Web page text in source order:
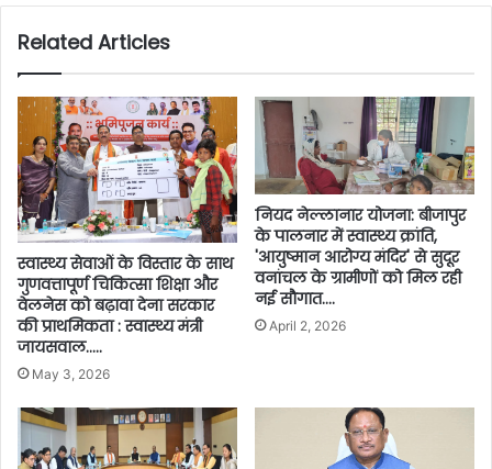
Related Articles
स्वास्थ्य सेवाओं के विस्तार के साथ
गुणवत्तापूर्ण चिकित्सा शिक्षा और
वेलनेस को बढ़ावा देना सरकार
की प्राथमिकता : स्वास्थ्य मंत्री
जायसवाल…..
May 3, 2026
नियद नेल्लानार योजना: बीजापुर
के पालनार में स्वास्थ्य क्रांति,
'आयुष्मान आरोग्य मंदिर' से सुदूर
वनांचल के ग्रामीणों को मिल रही
नई सौगात….
April 2, 2026